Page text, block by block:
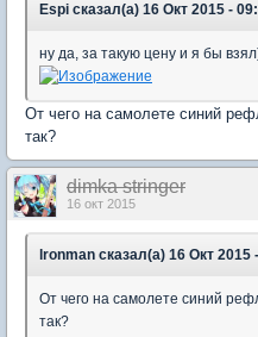
Espi сказал(а) 16 Окт 2015 -
ну да, за такую цену и я бы
От чего на самолете синий
так?
dimka stringer
16 окт 2015
lronman сказал(а) 16 Окт 2015
От чего на самолете синий
так?